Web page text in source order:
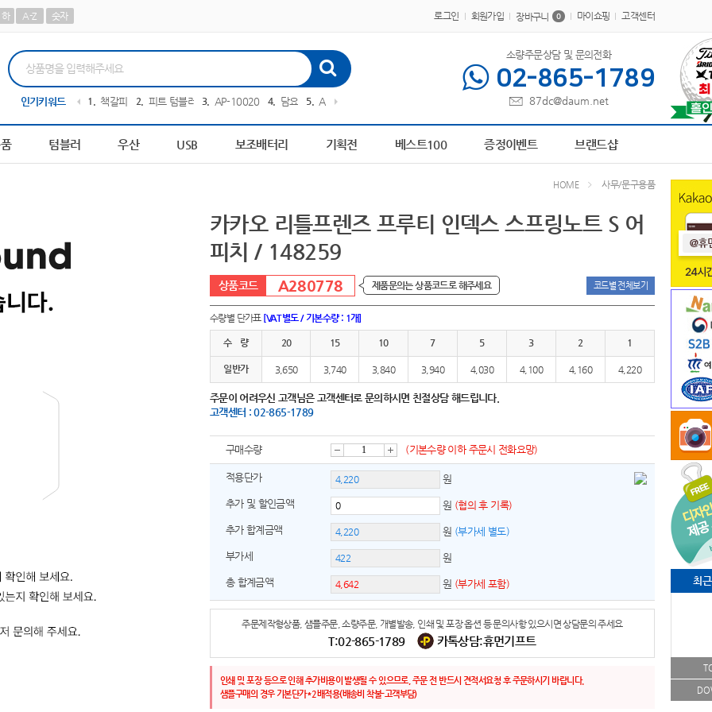
하 A-Z 숫자 로그인 회원가입 장바구니 0 마이쇼핑 고객센터
인기키워드
텔 칫솔 10 물티슈 1 책갈피 2 피트 텀블러 3 AP-100209 4 담요 5 AP-100413 AP-1006169 파스텔 칫솔 책갈
소량주문상담 및 문의전화
02-865-1789
87dc@daum.net
텀블러 우산 USB 보조배터리 기획전 베스트100 증정이벤트 브랜드샵
최
HOME 사무/문구용품
카카오 리틀프렌즈 프루티 인덱스 스프링노트 S 어
피치 / 148259
A280778 제품문의는 상품코드로 해주세요 코드별 전체보기
수량별 단가표 [VAT별도 / 기본수량 : 1개]
수 량 20 15 10 7 5 3 2 1
일반가 3,650 3,740 3,840 3,940 4,030 4,100 4,160 4,220
주문이 어려우신 고객님은 고객센터로 문의하시면 친절상담 해드립니다.
고객센터 : 02-865-1789
구매수량
감
소
증
가
(기본수량 이하 주문시 전화요망)
적용단가 원
추가 및 할인금액 원 (협의 후 기록)
추가 합계금액 원 (부가세 별도)
부가세 원
총 합계금액 원 (부가세 포함)
주문제작형상품, 샘플주문, 소량주문, 개별발송, 인쇄 및 포장 옵션 등 문의사항 있으시면 상담문의 주세요
T:02-865-1789 카톡상담:휴먼기프트
인쇄 및 포장 등으로 인해 추가비용이 발생될 수 있으므로, 주문 전 반드시 견적서요청 후 주문하시기 바랍니다.
샘플구매의 경우 기본단가*2배적용(배송비 착불-고객부담)